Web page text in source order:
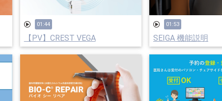
01:44
【PV】CREST VEGA
01:53
SEIGA 機能説明